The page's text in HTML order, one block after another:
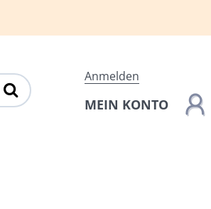
Anmelden
MEIN KONTO